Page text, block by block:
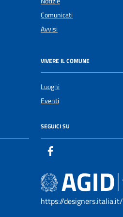
Comunicati
Avvisi
VIVERE IL COMUNE
Luoghi
Eventi
SEGUICI SU
https://designers.italia.it/